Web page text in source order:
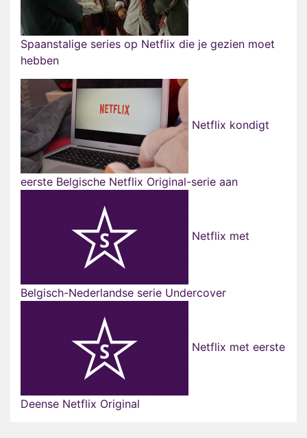
Spaanstalige series op Netflix die je gezien moet
hebben
Netflix kondigt
eerste Belgische Netflix Original-serie aan
Netflix met
Belgisch-Nederlandse serie Undercover
Netflix met eerste
Deense Netflix Original